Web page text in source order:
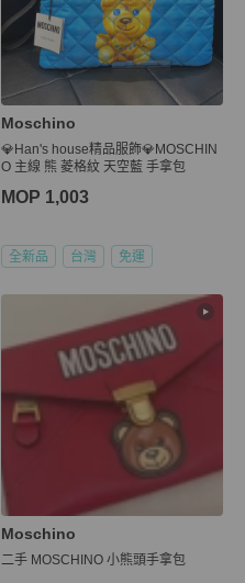
Moschino
💎Han's house精品服飾💎MOSCHIN
O 主線 熊 菱格紋 天空藍 手拿包
MOP 1,003
全新品 台灣 免運
Moschino
二手 MOSCHINO 小熊頭手拿包